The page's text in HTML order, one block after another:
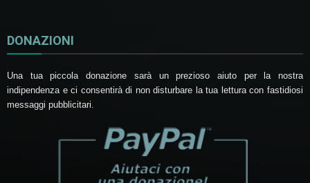
DONAZIONI
Una tua piccola donazione sarà un prezioso aiuto per la nostra
indipendenza e ci consentirà di non disturbare la tua lettura con fastidiosi
messaggi pubblicitari.